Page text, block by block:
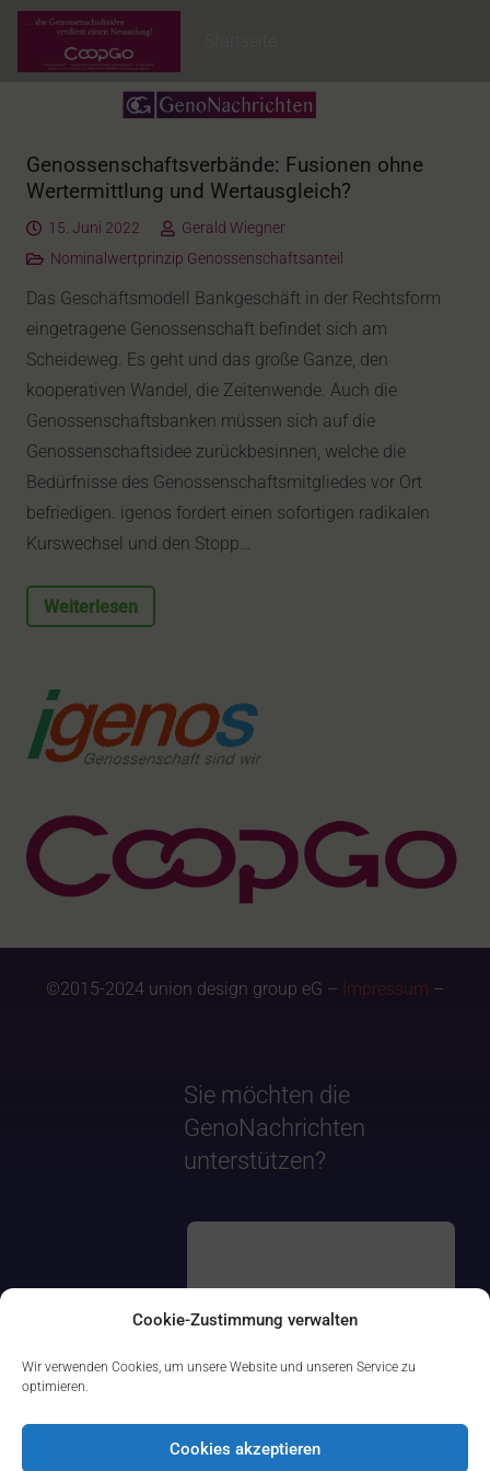
Cookie-Zustimmung verwalten
Wir verwenden Cookies, um unsere Website und unseren Service zu
optimieren.
Cookies akzeptieren
Genossenschaftsverbände: Fusionen ohne
Wertermittlung und Wertausgleich?
15. Juni 2022
Gerald Wiegner
Nominalwertprinzip Genossenschaftsanteil
Das Geschäftsmodell Bankgeschäft in der Rechtsform
eingetragene Genossenschaft befindet sich am
Scheideweg. Es geht und das große Ganze, den
kooperativen Wandel, die Zeitenwende. Auch die
Genossenschaftsbanken müssen sich auf die
Genossenschaftsidee zurückbesinnen, welche die
Bedürfnisse des Genossenschaftsmitgliedes vor Ort
befriedigen. igenos fordert einen sofortigen radikalen
Kurswechsel und den Stopp…
Weiterlesen
©2015-2024 union design group eG – Impressum –
Sie möchten die
GenoNachrichten
unterstützen?